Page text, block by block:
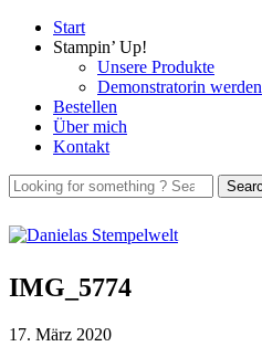
Start
Stampin’ Up!
Unsere Produkte
Demonstratorin werden
Bestellen
Über mich
Kontakt
IMG_5774
17. März 2020